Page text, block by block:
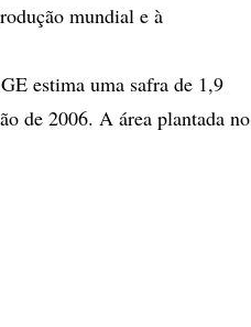
mundial e à
estima uma safra de 1,9
de 2006. A área plantada no